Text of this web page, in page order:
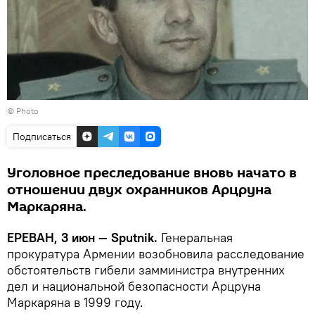
© Photo
Подписаться
Уголовное преследование вновь начато в
отношении двух охранников Арцруна
Маркаряна.
ЕРЕВАН, 3 июн — Sputnik. Генеральная
прокуратура Армении возобновила расследование
обстоятельств гибели замминистра внутренних
дел и национальной безопасности Арцруна
Маркаряна в 1999 году.